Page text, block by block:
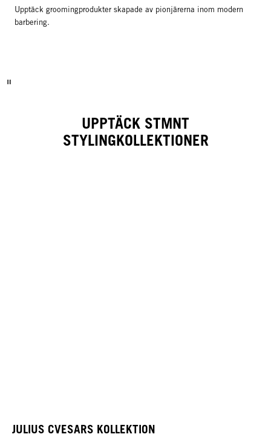
Upptäck groomingprodukter skapade av pionjärerna inom modern
barbering.
UPPTÄCK STMNT
STYLINGKOLLEKTIONER
JULIUS CVESARS KOLLEKTION